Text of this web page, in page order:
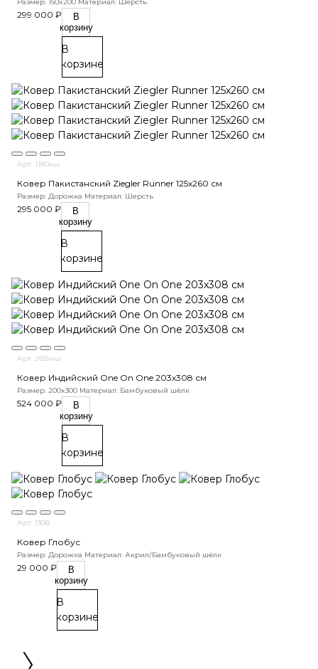
299 000 ₽
В
корзину
В
корзине
Арт. 1180нш
Ковер Пакистанский Ziegler Runner 125x260 см
Размер: Дорожка Материал: Шерсть
295 000 ₽
В
корзину
В
корзине
Арт. 2655нш
Ковер Индийский One On One 203x308 см
Размер: 200x300 Материал: Бамбуковый шёлк
524 000 ₽
В
корзину
В
корзине
Арт. 1308
Ковер Глобус
Размер: Дорожка Материал: Акрил/Бамбуковый шёлк
29 000 ₽
В
корзину
В
корзине